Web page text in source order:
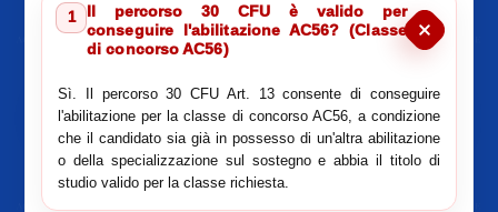
1
Il percorso 30 CFU è valido per
conseguire l'abilitazione AC56? (Classe
di concorso AC56)
Sì. Il percorso 30 CFU Art. 13 consente di conseguire
l'abilitazione per la classe di concorso AC56, a condizione
che il candidato sia già in possesso di un'altra abilitazione
o della specializzazione sul sostegno e abbia il titolo di
studio valido per la classe richiesta.